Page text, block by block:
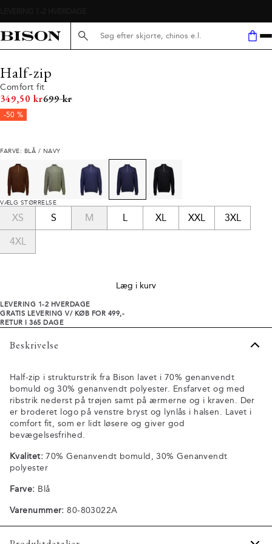
Søg her...
Half-zip
Comfort fit
349,50 krI alt (uden rabat)
699 kr
-50 %
FARVE: BLÅ / NAVY
VÆLG STØRRELSE
XS S M L XL XXL 3XL
4XL
Læg i kurv
LEVERING 1-2 HVERDAGE
GRATIS LEVERING V/ KØB FOR 499,-
RETUR I 365 DAGE
Beskrivelse
Half-zip i strukturstrik fra Bison lavet i 70% genanvendt
bomuld og 30% genanvendt polyester. Ensfarvet og med
ribstrik nederst på trøjen samt på ærmerne og i kraven. Der
er broderet logo på venstre bryst og lynlås i halsen. Lavet i
comfort fit, som er lidt løsere og giver god
bevægelsesfrihed.
Kvalitet:70% Genanvendt bomuld, 30% Genanvendt
polyester
Farve: Blå
Varenummer: 80-803022A